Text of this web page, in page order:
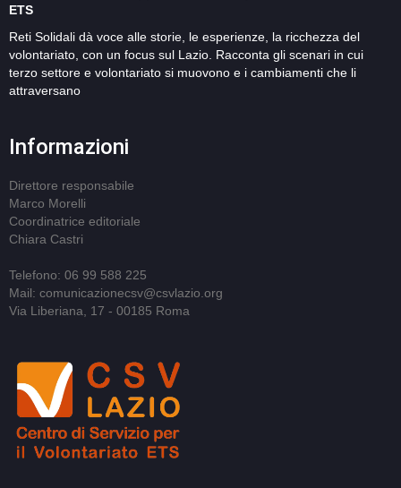
ETS
Reti Solidali dà voce alle storie, le esperienze, la ricchezza del
volontariato, con un focus sul Lazio. Racconta gli scenari in cui
terzo settore e volontariato si muovono e i cambiamenti che li
attraversano
Informazioni
Direttore responsabile
Marco Morelli
Coordinatrice editoriale
Chiara Castri
Telefono: 06 99 588 225
Mail: comunicazionecsv@csvlazio.org
Via Liberiana, 17 - 00185 Roma